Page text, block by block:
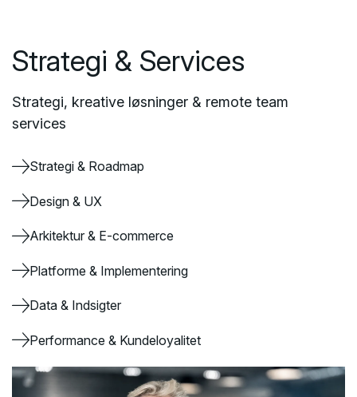
Strategi & Services
Strategi, kreative løsninger & remote team
services
Strategi & Roadmap
Design & UX
Arkitektur & E-commerce
Platforme & Implementering
Data & Indsigter
Performance & Kundeloyalitet